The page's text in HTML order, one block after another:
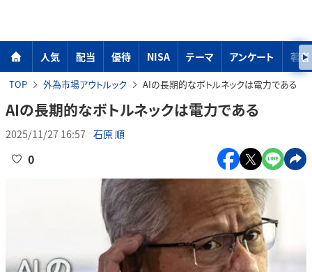
人気 配当 優待 NISA テーマ アンケート 著者
TOP 外為市場アウトルック AIの長期的なボトルネックは電力である
AIの長期的なボトルネックは電力である
2025/11/27 16:57 石原 順
0